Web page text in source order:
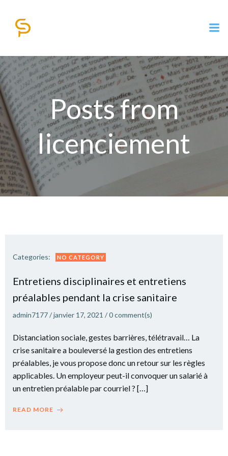
Posts from
licenciement
Categories: NO CATEGORY
Entretiens disciplinaires et entretiens
préalables pendant la crise sanitaire
admin7177/janvier 17, 2021 /0comment(s)
Distanciation sociale, gestes barrières, télétravail… La
crise sanitaire a bouleversé la gestion des entretiens
préalables, je vous propose donc un retour sur les règles
applicables. Un employeur peut-il convoquer un salarié à
un entretien préalable par courriel ? […]
READ MORE